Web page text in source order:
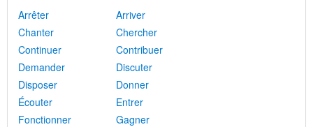
Arrêter
Arriver
Chanter
Chercher
Continuer
Contribuer
Demander
Discuter
Disposer
Donner
Écouter
Entrer
Fonctionner
Gagner